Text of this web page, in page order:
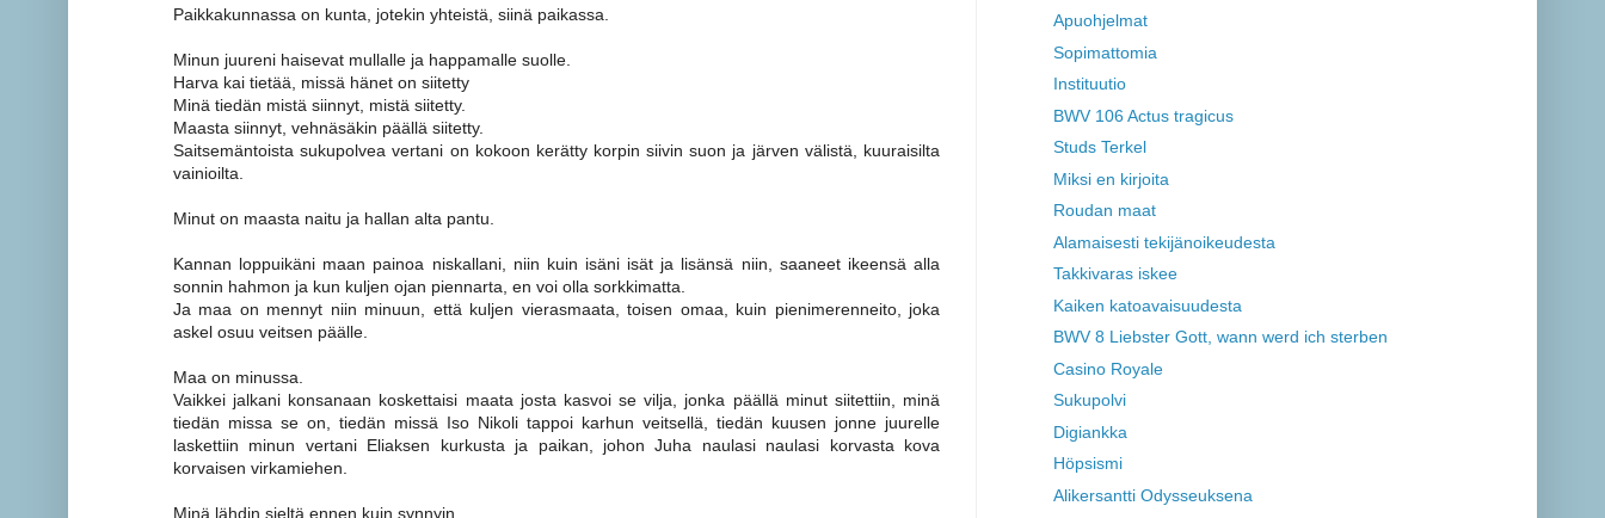
Paikkakunnassa on kunta, jotekin yhteistä, siinä paikassa.
Minun juureni haisevat mullalle ja happamalle suolle.
Harva kai tietää, missä hänet on siitetty
Minä tiedän mistä siinnyt, mistä siitetty.
Maasta siinnyt, vehnäsäkin päällä siitetty.
Saitsemäntoista sukupolvea vertani on kokoon kerätty korpin siivin suon ja järven välistä, kuuraisilta
vainioilta.
Minut on maasta naitu ja hallan alta pantu.
Kannan loppuikäni maan painoa niskallani, niin kuin isäni isät ja lisänsä niin, saaneet ikeensä alla
sonnin hahmon ja kun kuljen ojan piennarta, en voi olla sorkkimatta.
Ja maa on mennyt niin minuun, että kuljen vierasmaata, toisen omaa, kuin pienimerenneito, joka
askel osuu veitsen päälle.
Maa on minussa.
Vaikkei jalkani konsanaan koskettaisi maata josta kasvoi se vilja, jonka päällä minut siitettiin, minä
tiedän missa se on, tiedän missä Iso Nikoli tappoi karhun veitsellä, tiedän kuusen jonne juurelle
laskettiin minun vertani Eliaksen kurkusta ja paikan, johon Juha naulasi naulasi korvasta kova
korvaisen virkamiehen.
Minä lähdin sieltä ennen kuin synnyin.
Apuohjelmat
Sopimattomia
Instituutio
BWV 106 Actus tragicus
Studs Terkel
Miksi en kirjoita
Roudan maat
Alamaisesti tekijänoikeudesta
Takkivaras iskee
Kaiken katoavaisuudesta
BWV 8 Liebster Gott, wann werd ich sterben
Casino Royale
Sukupolvi
Digiankka
Höpsismi
Alikersantti Odysseuksena